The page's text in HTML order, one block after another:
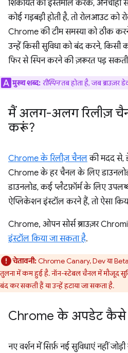
शिकायत का इस्तेमाल करके, अनचाही
कोई गड़बड़ी होती है, तो रोलआउट को
Chrome की टीम समस्या को ठीक
उन्हें किसी सुविधा को बंद करने, किसी
फिर से स्पिन करने की ज़रूरत पड़
मुख्य शब्द: रीस्पिनतब होता है, जब
मैं अलग-अलग रिलीज़
करूं?
Chrome के रिलीज़ चैनलकी मदद से,
Chrome के हर चैनल के लिए
डाउनलोड, कई प्लैटफ़ॉर्म के लिए
ऐप्लिकेशन इंस्टॉल करने हैं, तो ऐसा
Chrome, ओपन सोर्स ब्राउज़र
इंस्टॉल किया जा सकता है.
चेतावनी:Chrome Canary, Dev या
तुलना में कम हुई है. नॉन-स्टेबल चैनल में मौजूद
बंद कर सकती हैं या उन्हें हटाया जा सकता है.
Chrome के अपडेट कैसे
नए वर्शन में सिर्फ़ नई सुविधाएं नहीं